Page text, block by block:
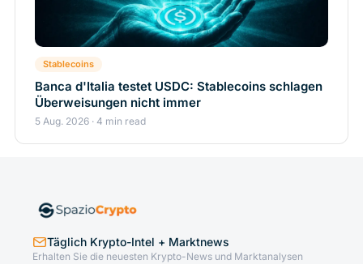
Stablecoins
Banca d'Italia testet USDC: Stablecoins schlagen
Überweisungen nicht immer
5 Aug. 2026 · 4 min read
Täglich Krypto-Intel + Marktnews
Erhalten Sie die neuesten Krypto-News und Marktanalysen